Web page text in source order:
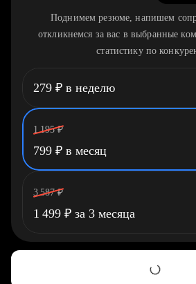
Поднимем резюме, напишем
откликнемся за вас в выбранные
статистику по
279 ₽ в неделю
1 195 ₽
799 ₽ в месяц
3 587 ₽
1 499 ₽ за 3 месяца